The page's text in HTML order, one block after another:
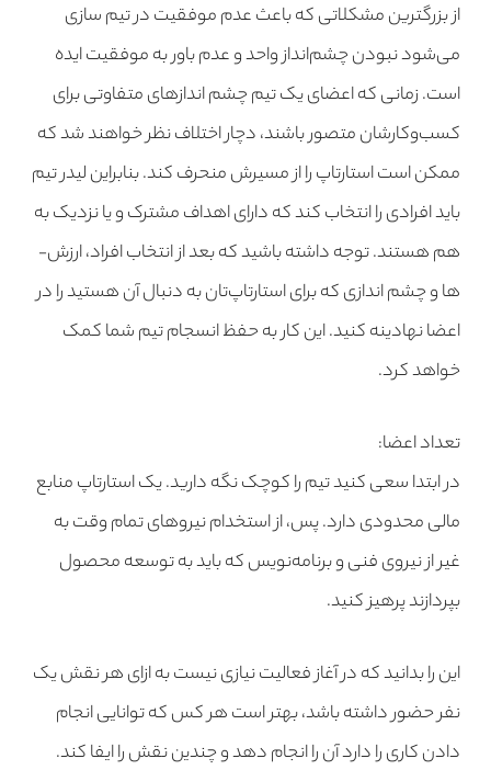
از بزرگترین مشکلاتی که باعث عدم موفقیت در تیم سازی
می‌شود نبودن چشم‌انداز واحد و عدم باور به موفقیت ایده
است. زمانی که اعضای یک تیم چشم ­اندازهای متفاوتی برای
کسب‌وکارشان متصور باشند، دچار اختلاف نظر خواهند شد که
ممکن است استارتاپ را از مسیرش منحرف کند. بنابراین لیدر تیم
باید افرادی را انتخاب کند که دارای اهداف مشترک و یا نزدیک به
هم هستند. توجه داشته باشید که بعد از انتخاب افراد، ارزش­
ها و چشم ­اندازی که برای استارتاپ‌تان به دنبال آن هستید را در
اعضا نهادینه کنید. این کار به حفظ انسجام تیم شما کمک
خواهد کرد.
تعداد اعضا:
در ابتدا سعی کنید تیم را کوچک نگه دارید. یک استارتاپ منابع
مالی محدودی دارد. پس، از استخدام نیروهای تمام وقت به
غیر از نیروی فنی و برنامه‌نویس که باید به توسعه محصول
بپردازند پرهیز کنید.
این را بدانید که در آغاز فعالیت نیازی نیست به ازای هر نقش یک
نفر حضور داشته باشد، بهتر است هر کس که توانایی انجام
دادن کاری را دارد آن را انجام دهد و چندین نقش را ایفا کند.